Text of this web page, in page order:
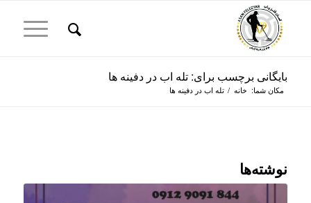
بایگانی برچسب برای: تله اب در دفینه ها
مکان شما: خانه / تله اب در دفینه ها
نوشته‌ها